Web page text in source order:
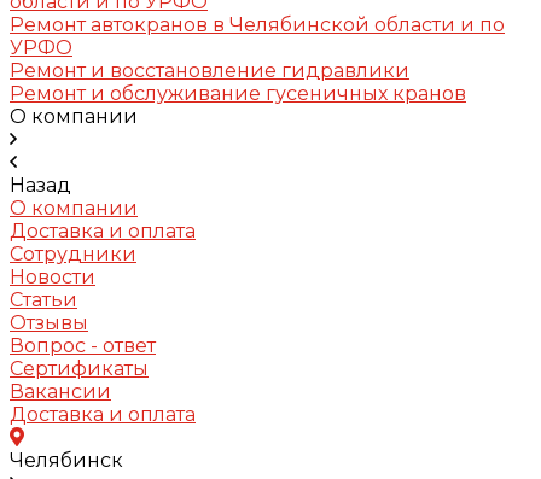
Ремонт автокранов в Челябинской области и по
УРФО
Ремонт и восстановление гидравлики
Ремонт и обслуживание гусеничных кранов
О компании
Назад
О компании
Доставка и оплата
Сотрудники
Новости
Статьи
Отзывы
Вопрос - ответ
Сертификаты
Вакансии
Доставка и оплата
Челябинск